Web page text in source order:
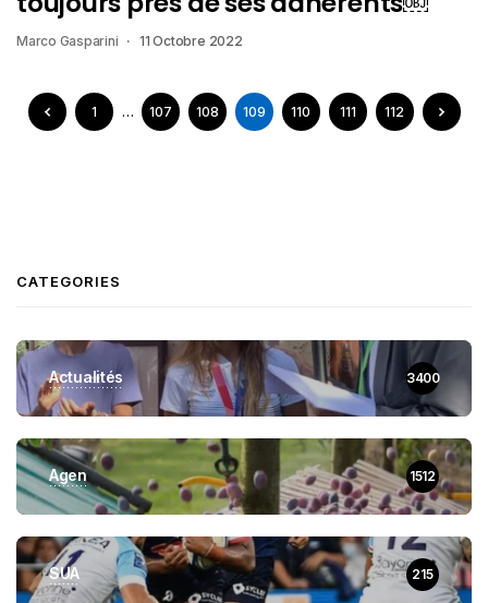
Marco Gasparini 11 Octobre 2022
1 … 107 108 109 110 111 112
CATEGORIES
Actualités 3400
Agen 1512
SUA 215